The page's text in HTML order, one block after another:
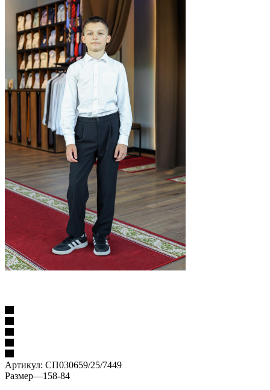
Артикул: СП030659/25/7449
Размер—158-84